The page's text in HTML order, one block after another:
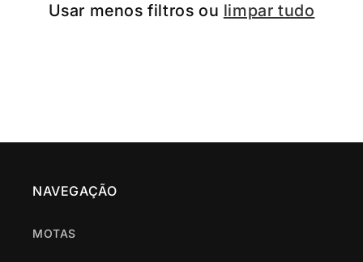
Usar menos filtros ou limpar tudo
NAVEGAÇÃO
MOTAS